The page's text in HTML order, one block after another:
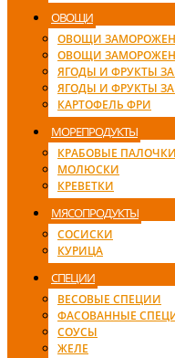
ОВОЩИ
ОВОЩИ
ОВОЩИ
ЯГОДЫ И ФРУКТЫ
ЯГОДЫ И ФРУКТЫ
КАРТОФЕЛЬ ФРИ
МОРЕПРОДУКТЫ
КРАБОВЫЕ ПАЛОЧКИ
МОЛЮСКИ
КРЕВЕТКИ
МЯСОПРОДУКТЫ
СОСИСКИ
КУРИЦА
СПЕЦИИ
ВЕСОВЫЕ СПЕЦИИ
ФАСОВАННЫЕ
СОУСЫ
ЖЕЛЕ